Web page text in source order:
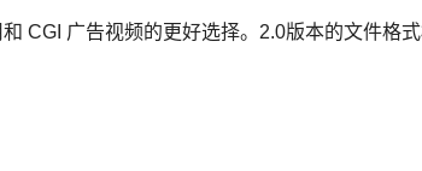
CGI 广告视频的更好选择。2.0版本的文件格